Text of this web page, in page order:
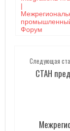
Следующая
СТАН